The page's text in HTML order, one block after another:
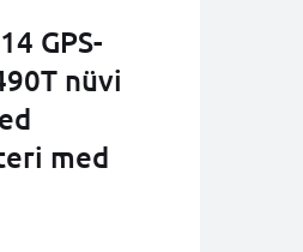
GPS-
nüvi
med